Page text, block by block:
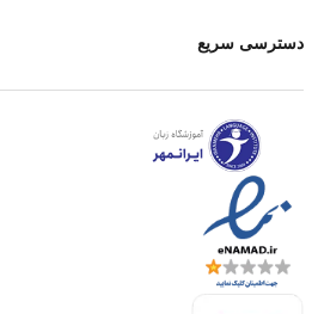
دسترسی سریع